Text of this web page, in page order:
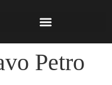
Petro